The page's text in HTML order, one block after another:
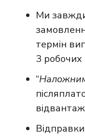
Ми
термін
3 робочих
“